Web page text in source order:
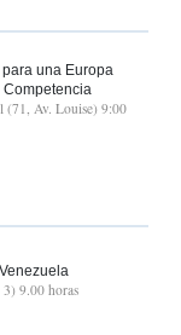
una Europa
(71, Av. Louise) 9:00
9.00 horas